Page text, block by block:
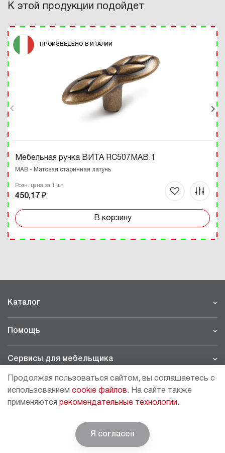
К этой продукции подойдет
ПРОИЗВЕДЕНО В ИТАЛИИ
Мебельная ручка ВИТА RC507MAB.1
MAB - Матовая старинная латунь
Розн. цена за 1 шт
450,17 ₽
В корзину
Каталог
Помощь
Сервисы для мебельщика
© BOYARD | Решение для мебели
МОСКВА - ШОУРУМ/СКЛАД
moscow@boyard.biz
Продолжая пользоваться сайтом, вы соглашаетесь с
использованием cookie файлов. На сайте также
применяются рекомендательные технологии.
Я согласен